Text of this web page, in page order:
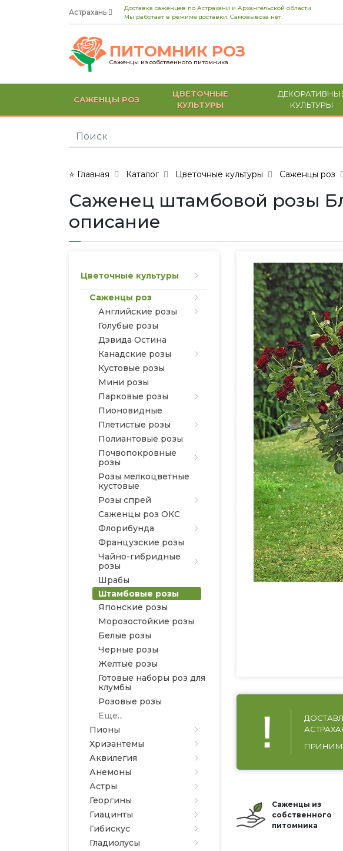
Астрахань
Доставка саженцев по Астрахани и Архангельской области
Мы работает в режиме доставки. Самовывоза нет.
ПИТОМНИК РОЗ
Саженцы из собственного питомника
САЖЕНЦЫ РОЗ
ЦВЕТОЧНЫЕ
КУЛЬТУРЫ
КУЛЬТУРЫ
⭐ Главная Каталог Цветочные культуры Саженцы роз
Саженец штамбовой розы
описание
Цветочные культуры
Саженцы роз
Английские розы
Голубые розы
Дэвида Остина
Канадские розы
Кустовые розы
Мини розы
Парковые розы
Пионовидные
Плетистые розы
Полиантовые розы
Почвопокровные
розы
Розы мелкоцветные
кустовые
Розы спрей
Саженцы роз ОКС
Флорибунда
Французские розы
Чайно-гибридные
розы
Шрабы
Штамбовые розы
Японские розы
Морозостойкие розы
Белые розы
Черные розы
Желтые розы
Готовые наборы роз для
клумбы
Розовые розы
Еще...
Пионы
Хризантемы
Аквилегия
Анемоны
Астры
Георгины
Гиацинты
Гибискус
Гладиолусы
Саженцы из
собственного
питомника